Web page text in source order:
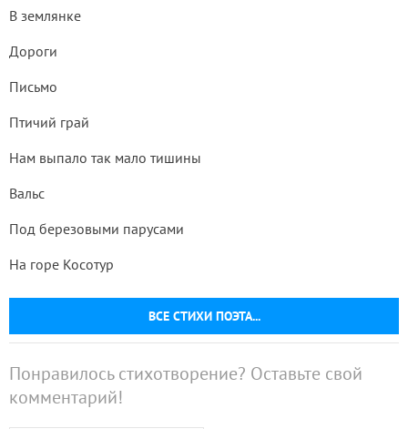
ВСЕ СТИХИ ПОЭТА...
В землянке
Дороги
Письмо
Птичий грай
Нам выпало так мало тишины
Вальс
Под березовыми парусами
На горе Косотур
Понравилось стихотворение? Оставьте свой
комментарий!